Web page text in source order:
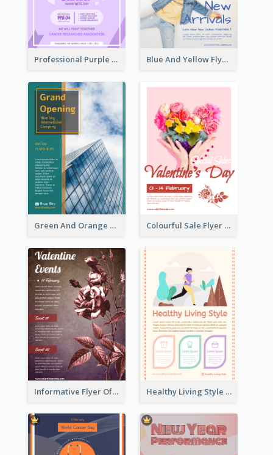
Professional Purple Ribbon And Globe Flyer Design Idea Blue And Yellow Flyer For Children Clothes
Green And Orange Flyer Of Opening Ceremony Colourful Sale Flyer Of Valentine Day With Photo
Informative Flyer Of Valentine Activities In Dark Colour Tone Healthy Living Style Flyer In Warm Colour Tone